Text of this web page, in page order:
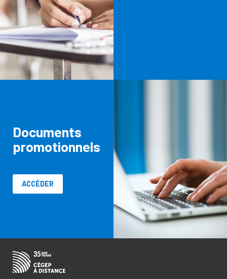
Documents
promotionnels
ACCÉDER